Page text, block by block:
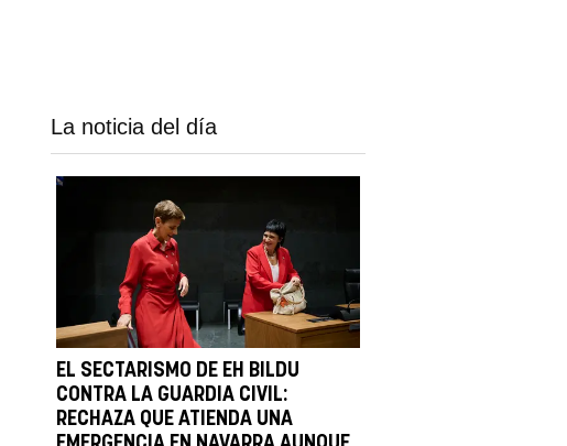
La noticia del día
EL SECTARISMO DE EH BILDU
CONTRA LA GUARDIA CIVIL:
RECHAZA QUE ATIENDA UNA